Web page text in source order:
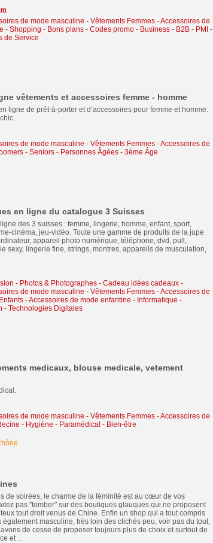
de mode masculine - Vêtements Femmes - Accessoires de
- Shopping - Bons plans - Codes promo- Business - B2B - PMI -
de Service
vêtements et accessoires femme - homme
ligne de prêt-à-porter et d’accessoires pour femme et homme.
de mode masculine - Vêtements Femmes - Accessoires de
- Seniors - Personnes Âgées - 3ème Âge
en ligne du catalogue 3 Suisses
des 3 suisses : femme, lingerie, homme, enfant, sport,
cinéma, jeu-vidéo. Toute une gamme de produits de la jupe
appareil photo numérique, téléphone, dvd, pull,
sexy, lingerie fine, strings, montres, appareils de musculation,
- Photos & Photographes- Cadeau idées cadeaux-
de mode masculine - Vêtements Femmes - Accessoires de
- Accessoires de mode enfantine - Informatique -
- Technologies Digitales
medicaux, blouse medicale, vetement
de mode masculine - Vêtements Femmes - Accessoires de
- Hygiène - Paramédical - Bien-être
de soirées, le charme de la féminité est au cœur de vos
pas "tomber" sur des boutiques glauques qui ne proposent
tout droit venus de Chine. Enfin un shop qui a tout compris
masculine, très loin des clichés peu, voir pas du tout,
de cesse de proposer toujours plus de choix et surtout de
et ...